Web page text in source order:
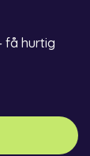
få hurtig